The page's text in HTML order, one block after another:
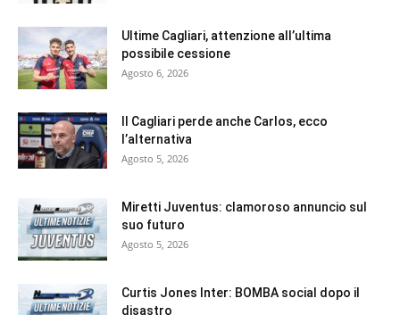
Ultime Cagliari, attenzione all’ultima
possibile cessione
Agosto 6, 2026
Il Cagliari perde anche Carlos, ecco
l’alternativa
Agosto 5, 2026
Miretti Juventus: clamoroso annuncio sul
suo futuro
Agosto 5, 2026
Curtis Jones Inter: BOMBA social dopo il
disastro